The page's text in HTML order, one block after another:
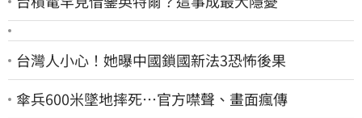
台灣人小心！她曝中國鎖國新法3恐怖後果
傘兵600米墜地摔死…官方噤聲、畫面瘋傳